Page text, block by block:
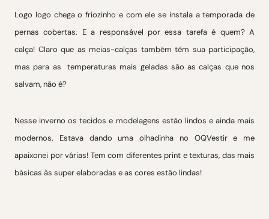
Logo logo chega o friozinho e com ele se instala a temporada de
pernas cobertas. E a responsável por essa tarefa é quem? A
calça! Claro que as meias-calças também têm sua participação,
mas para as temperaturas mais geladas são as calças que nos
salvam, não é?
Nesse inverno os tecidos e modelagens estão lindos e ainda mais
modernos. Estava dando uma olhadinha no OQVestir e me
apaixonei por várias! Tem com diferentes print e texturas, das mais
básicas às super elaboradas e as cores estão lindas!